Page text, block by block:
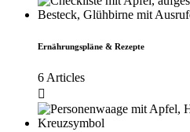
Ernährungspläne & Rezepte
6 Articles